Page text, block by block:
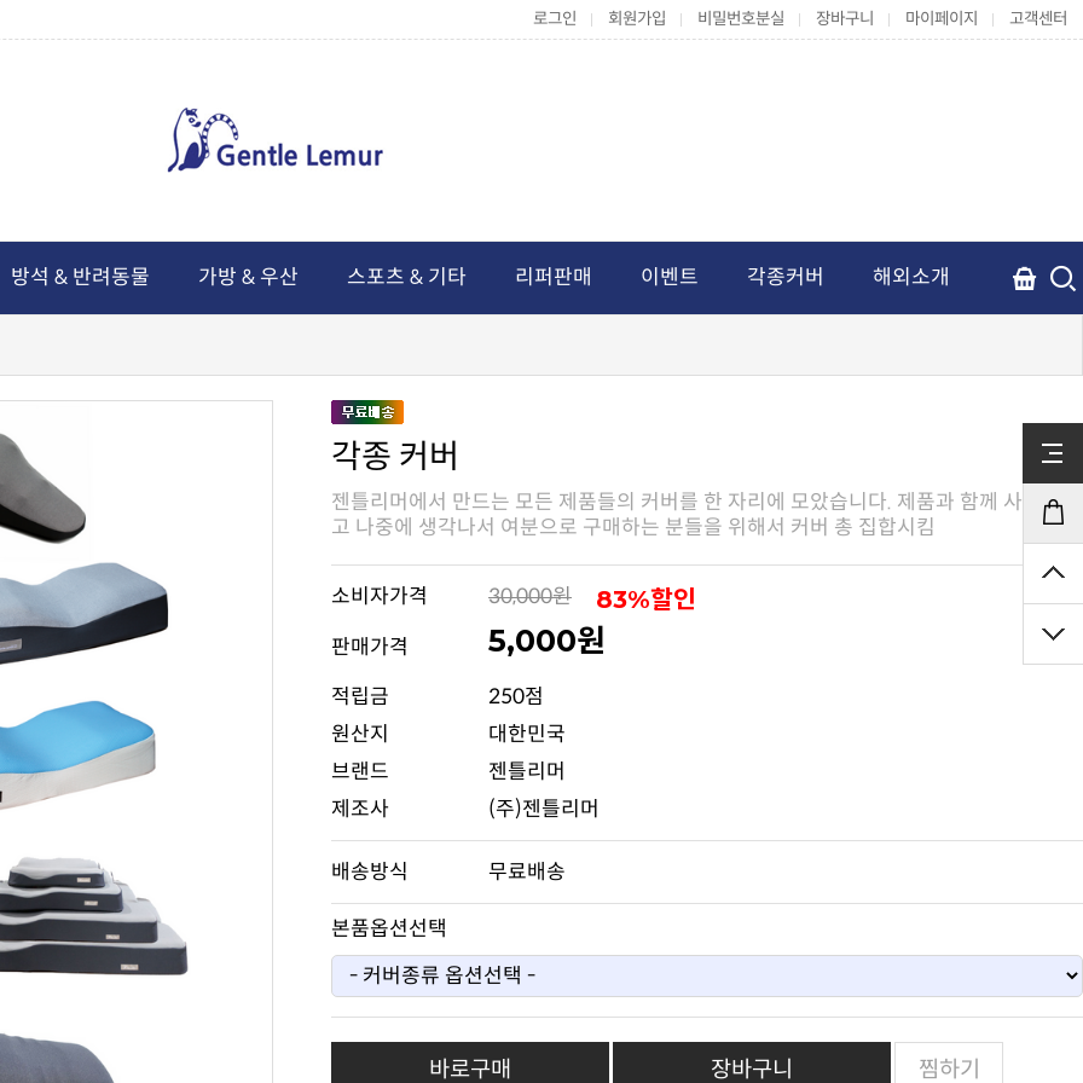
로그인 회원가입 비밀번호분실 장바구니 마이페이지 고객센터
방석 & 반려동물 가방 & 우산 스포츠 & 기타 리퍼판매 이벤트 각종커버 해외소개
각종 커버
고 나중에 생각나서 여분으로 구매하는 분들을 위해서 커버 총 집합시킴
소비자가격 30,000원 83%할인
판매가격 5,000원
적립금
250점
원산지
대한민국
브랜드
젠틀리머
제조사
(주)젠틀리머
배송방식 무료배송
본품옵션선택
바로구매 장바구니 찜하기